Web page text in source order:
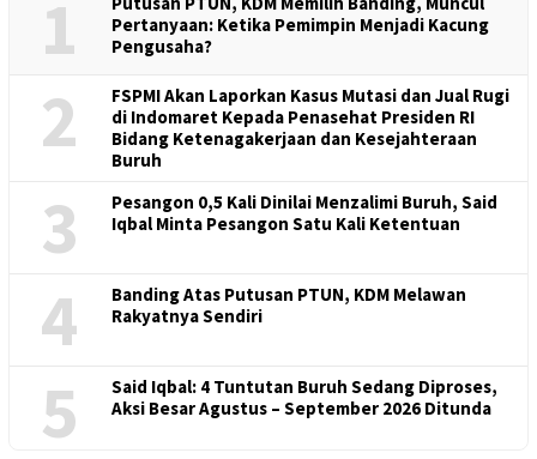
1
Pertanyaan: Ketika Pemimpin Menjadi Kacung
Pengusaha?
2
FSPMI Akan Laporkan Kasus Mutasi dan Jual Rugi
di Indomaret Kepada Penasehat Presiden RI
Bidang Ketenagakerjaan dan Kesejahteraan
Buruh
3
Pesangon 0,5 Kali Dinilai Menzalimi Buruh, Said
Iqbal Minta Pesangon Satu Kali Ketentuan
4
Banding Atas Putusan PTUN, KDM Melawan
Rakyatnya Sendiri
5
Said Iqbal: 4 Tuntutan Buruh Sedang Diproses,
Aksi Besar Agustus – September 2026 Ditunda